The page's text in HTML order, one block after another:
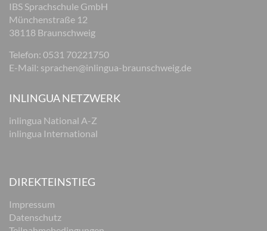
IBS Sprachschule GmbH
Münchenstraße 12
38118 Braunschweig
Telefon: 0531 70221750
E-Mail: sprachen@inlingua-braunschweig.de
INLINGUA NETZWERK
inlingua National A-Z
inlingua International
DIREKTEINSTIEG
Impressum
Datenschutz